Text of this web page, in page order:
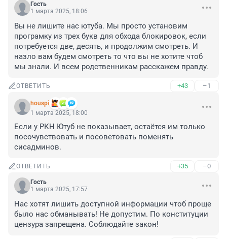
Гость
1 марта 2025, 18:06
Вы не лишите нас ютуба. Мы просто установим
програмку из трех букв для обхода блокировок, если
потребуется две, десять, и продолжим смотреть. И
назло вам будем смотреть то что вы не хотите чтоб
мы знали. И всем родственникам расскажем правду.
ОТВЕТИТЬ +43 –1
houspi
1 марта 2025, 18:00
Если у РКН Ютуб не показывает, остаётся им только
посочувствовать и посоветовать поменять
сисадминов.
ОТВЕТИТЬ +35 –0
Гость
1 марта 2025, 17:57
Нас хотят лишить доступной информации чтоб проще
было нас обманывать! Не допустим. По конституции
цензура запрещена. Соблюдайте закон!